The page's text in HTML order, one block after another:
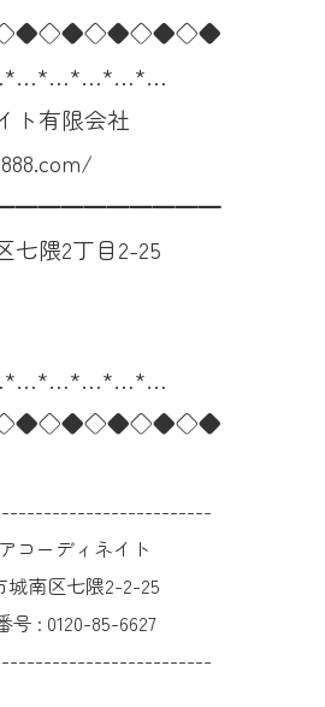
ト有限会社
七隈2丁目2-25
コーディネイト
城南区七隈2-2-25
号 : 0120-85-6627